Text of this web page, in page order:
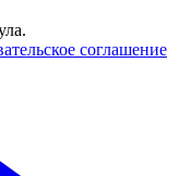
соглашение